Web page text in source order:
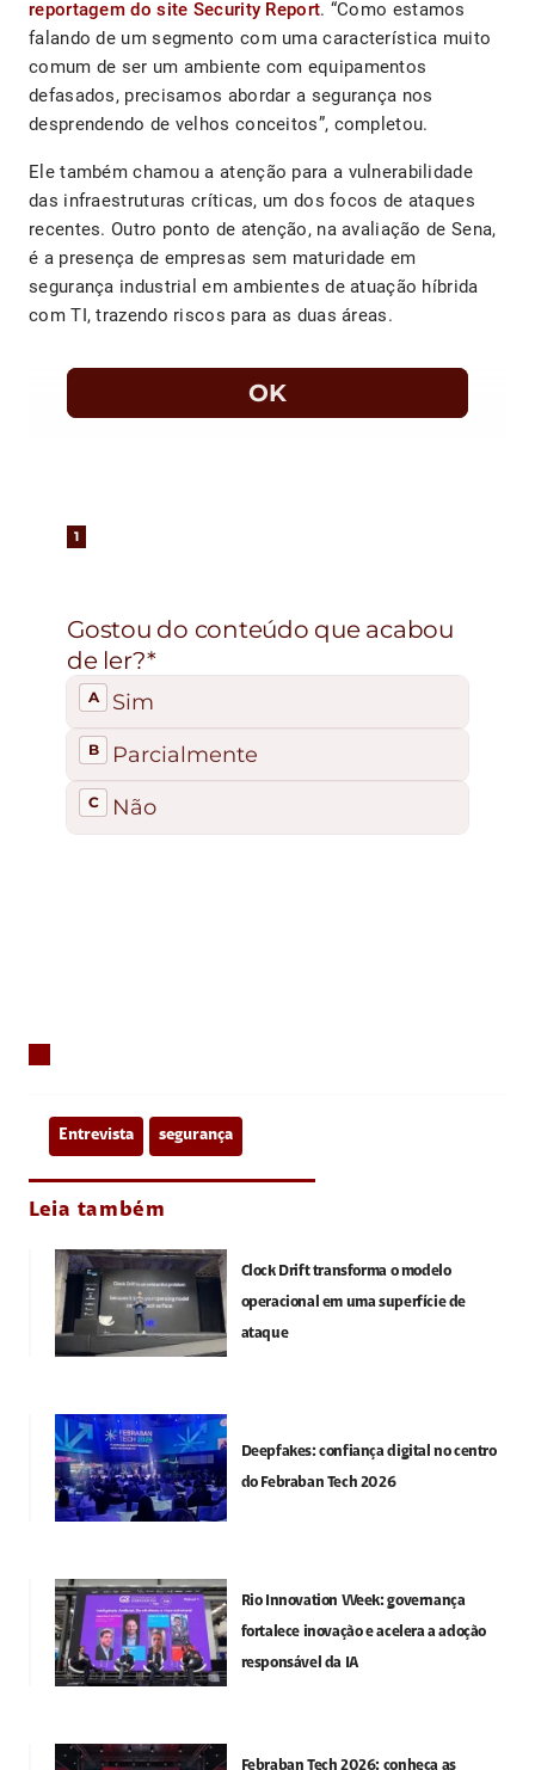
reportagem do site Security Report. “Como estamos
falando de um segmento com uma característica muito
comum de ser um ambiente com equipamentos
defasados, precisamos abordar a segurança nos
desprendendo de velhos conceitos”, completou.
Ele também chamou a atenção para a vulnerabilidade
das infraestruturas críticas, um dos focos de ataques
recentes. Outro ponto de atenção, na avaliação de Sena,
é a presença de empresas sem maturidade em
segurança industrial em ambientes de atuação híbrida
com TI, trazendo riscos para as duas áreas.
Entrevista segurança
Leia também
Clock Drift transforma o modelo
operacional em uma superfície de
ataque
Deepfakes: confiança digital no centro
do Febraban Tech 2026
Rio Innovation Week: governança
fortalece inovação e acelera a adoção
responsável da IA
Febraban Tech 2026: conheça as